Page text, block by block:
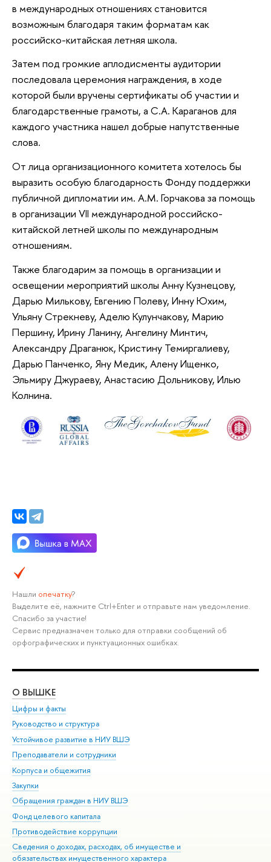
в международных отношениях становится
возможным благодаря таким форматам как
российско-китайская летняя школа.
Затем под громкие аплодисменты аудитории
последовала церемония награждения, в ходе
которой были вручены сертификаты об участии и
благодарственные грамоты, а С.А. Караганов для
каждого участника нашел добрые напутственные
слова.
От лица организационного комитета хотелось бы
выразить особую благодарность Фонду поддержки
публичной дипломатии им. А.М. Горчакова за помощь
в организации VII международной российско-
китайской летней школы по международным
отношениям.
Также благодарим за помощь в организации и
освещении мероприятий школы Анну Кузнецову,
Дарью Милькову, Евгению Полеву, Инну Юхим,
Ульяну Стрекневу, Аделю Кулунчакову, Марию
Першину, Ирину Ланину, Ангелину Минтич,
Александру Драганюк, Кристину Темиргалиеву,
Дарью Панченко, Яну Медик, Алену Ищенко,
Эльмиру Джураеву, Анастасию Дольникову, Илью
Колнина.
Нашли опечатку?
Выделите её, нажмите Ctrl+Enter и отправьте нам уведомление.
Спасибо за участие!
Сервис предназначен только для отправки сообщений об
орфографических и пунктуационных ошибках.
О ВЫШКЕ
Цифры и факты
Руководство и структура
Устойчивое развитие в НИУ ВШЭ
Преподаватели и сотрудники
Корпуса и общежития
Закупки
Обращения граждан в НИУ ВШЭ
Фонд целевого капитала
Противодействие коррупции
Сведения о доходах, расходах, об имуществе и
обязательствах имущественного характера